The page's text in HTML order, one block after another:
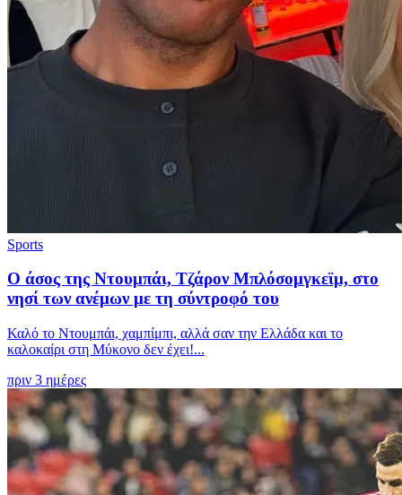
Sports
Ο άσος της Ντουμπάι, Τζάρον Μπλόσομγκεϊμ, στο
νησί των ανέμων με τη σύντροφό του
Καλό το Ντουμπάι, χαμπίμπι, αλλά σαν την Ελλάδα και το
καλοκαίρι στη Μύκονο δεν έχει!...
πριν 3 ημέρες